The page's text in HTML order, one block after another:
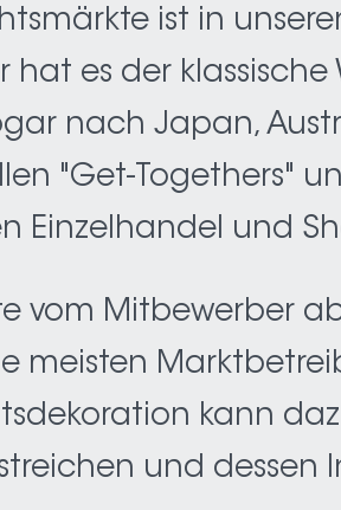
ist in
hat es der
nach Japan,
"Get-Togethers"
Einzelhandel und
vom Mitbewerber
meisten
kann
und dessen